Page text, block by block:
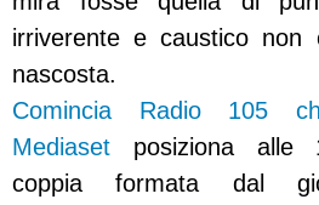
irriverente e caustico
nascosta.
Comincia Radio 105
Mediaset posiziona alle
coppia formata dal